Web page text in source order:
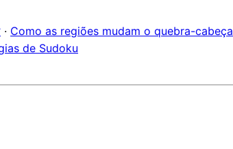
· Como as regiões mudam o quebra-cabeça
de Sudoku